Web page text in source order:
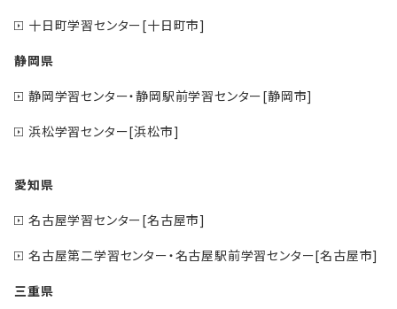
十日町学習センター[十日町市]
静岡県
静岡学習センター・静岡駅前学習センター[静岡市]
浜松学習センター[浜松市]
愛知県
名古屋学習センター[名古屋市]
名古屋第二学習センター・名古屋駅前学習センター[名古屋市]
三重県